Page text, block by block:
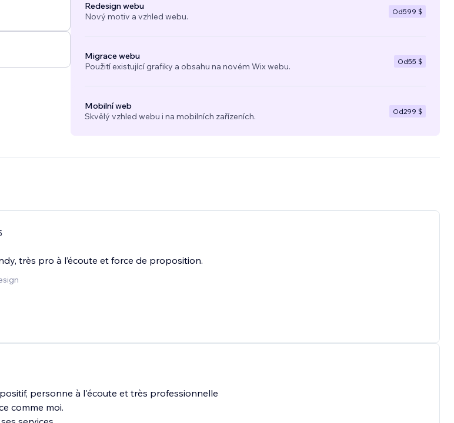
Redesign webu
Nový motiv a vzhled webu.
Od599 $
Migrace webu
Použití existující grafiky a obsahu na novém Wix webu.
Od55 $
Mobilní web
Skvělý vzhled webu i na mobilních zařízeních.
Od299 $
très pro à l’écoute et force de proposition.
personne à l'écoute et très professionnelle
comme moi.